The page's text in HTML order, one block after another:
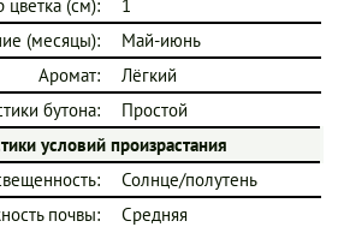
цветка (см):
1
(месяцы):
Май-июнь
Аромат:
Лёгкий
бутона:
Простой
условий произрастания
Солнце/полутень
почвы:
Средняя